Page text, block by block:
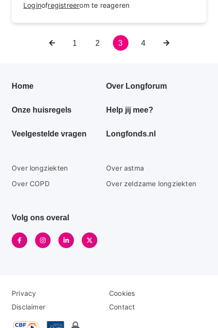
Loginofregistreerom te reageren
VorigePagina
1 Pagina
2
Huidige
3 Pagina
4
Volgende
Primair
menu
Home Over Longforum
Onze huisregels Help jij mee?
Veelgestelde vragen Longfonds.nl
Secundaire
footer
Over longziekten
Over astma
Over COPD
Over zeldzame longziekten
Volg ons overal
Disclaimer
menu
Privacy
Cookies
Disclaimer
Contact
Logo
menu